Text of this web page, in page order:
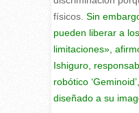
físicos. Sin
pueden liberar a
limitaciones»,
Ishiguro,
robótico
diseñado a su